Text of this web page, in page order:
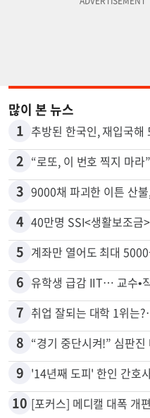
많이 본 뉴스
1 추방된 한국인, 재입국해
2 “로또, 이 번호 찍지 마라
3 9000채 파괴한 이튼 산불
4 40만명 SSI<생활보조금
5 계좌만 열어도 최대
6 유학생 급감 IIT… 교수•
7 취업 잘되는 대학 1위는
8
9 '14년째 도피' 한인 간호